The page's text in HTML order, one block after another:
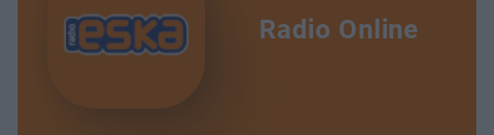
Radio Online